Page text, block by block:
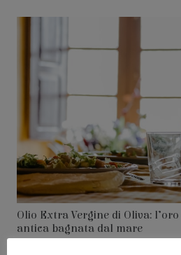
Olio Extra Vergine di Oliva:
antica bagnata dal mare